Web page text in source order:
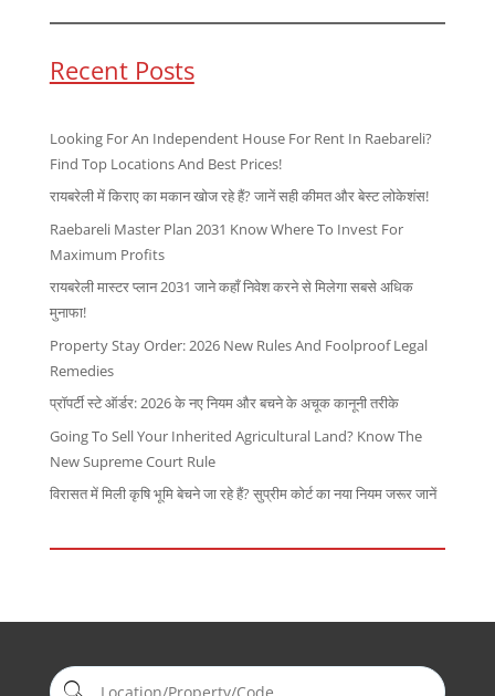
Recent Posts
Looking For An Independent House For Rent In Raebareli?
Find Top Locations And Best Prices!
रायबरेली में किराए का मकान खोज रहे हैं? जानें सही कीमत और बेस्ट लोकेशंस!
Raebareli Master Plan 2031 Know Where To Invest For
Maximum Profits
रायबरेली मास्टर प्लान 2031 जाने कहाँ निवेश करने से मिलेगा सबसे अधिक
मुनाफा!
Property Stay Order: 2026 New Rules And Foolproof Legal
Remedies
प्रॉपर्टी स्टे ऑर्डर: 2026 के नए नियम और बचने के अचूक कानूनी तरीके
Going To Sell Your Inherited Agricultural Land? Know The
New Supreme Court Rule
विरासत में मिली कृषि भूमि बेचने जा रहे हैं? सुप्रीम कोर्ट का नया नियम जरूर जानें